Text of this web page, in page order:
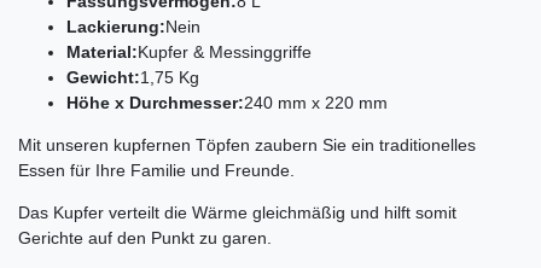
Lackierung:Nein
Material:Kupfer & Messinggriffe
Gewicht:1,75 Kg
Höhe х Durchmesser:240 mm x 220 mm
Mit unseren kupfernen Töpfen zaubern Sie ein traditionelles
Essen für Ihre Familie und Freunde.
Das Kupfer verteilt die Wärme gleichmäßig und hilft somit
Gerichte auf den Punkt zu garen.